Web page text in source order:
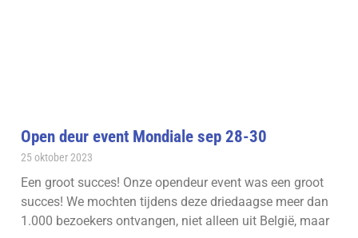
Open deur event Mondiale sep 28-30
25 oktober 2023
Een groot succes! Onze opendeur event was een groot
succes! We mochten tijdens deze driedaagse meer dan
1.000 bezoekers ontvangen, niet alleen uit België, maar